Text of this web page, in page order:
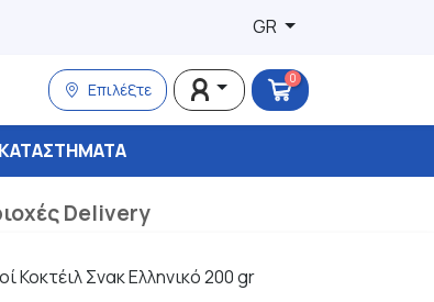
GR
Επιλέξτε
0
ΚΑΤΑΣΤΉΜΑΤΑ
Delivery
Κοκτέιλ Σνακ Ελληνικό 200 gr